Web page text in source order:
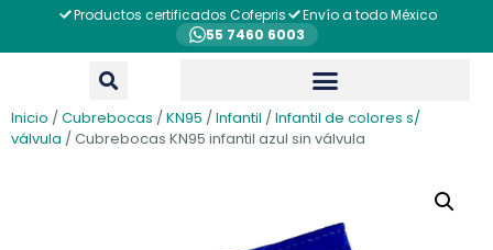
Productos certificados Cofepris
Envío a todo México
55 7460 6003
Inicio /Cubrebocas /KN95 /Infantil /Infantil de colores s/
válvula / Cubrebocas KN95 infantil azul sin válvula